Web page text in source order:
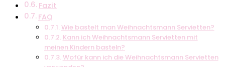
Fazit
FAQ
Wie bastelt man Weihnachtsmann Servietten?
Kann ich Weihnachtsmann Servietten mit
meinen Kindern basteln?
Wofür kann ich die Weihnachtsmann Servietten